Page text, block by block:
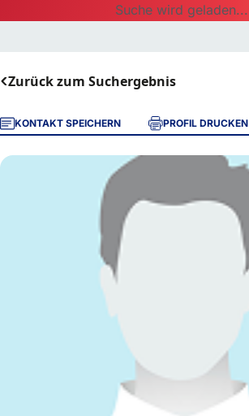
Suche wird geladen...
Zurück zum Suchergebnis
KONTAKT SPEICHERN PROFIL DRUCKEN